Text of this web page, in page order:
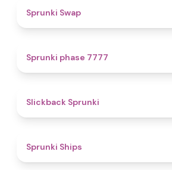
Sprunki Swap
Sprunki phase 7777
Slickback Sprunki
Sprunki Ships